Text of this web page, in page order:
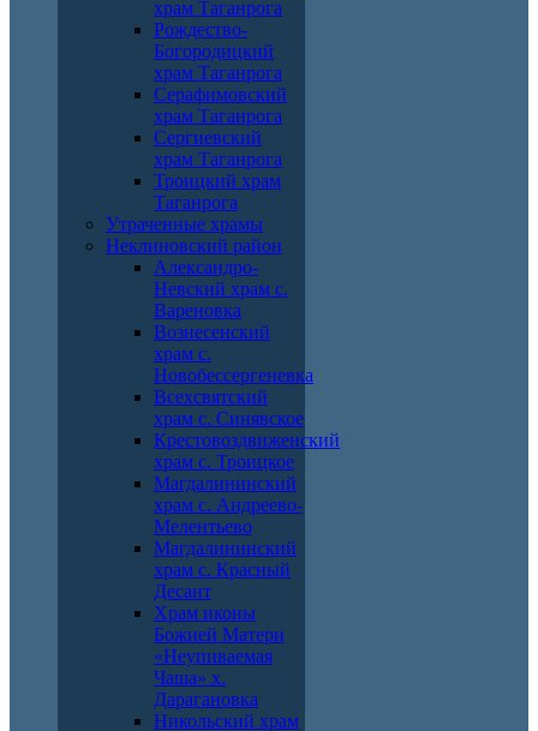
храм Таганрога
Рождество-
Богородицкий
храм Таганрога
Серафимовский
храм Таганрога
Сергиевский
храм Таганрога
Троицкий храм
Таганрога
Утраченные храмы
Неклиновский район
Александро-
Невский храм с.
Вареновка
Вознесенский
храм с.
Новобессергеневка
Всехсвятский
храм с. Синявское
Крестовоздвиженский
храм с. Троицкое
Магдалининский
храм с. Андреево-
Мелентьево
Магдалининский
храм с. Красный
Десант
Храм иконы
Божией Матери
«Неупиваемая
Чаша» х.
Дарагановка
Никольский храм